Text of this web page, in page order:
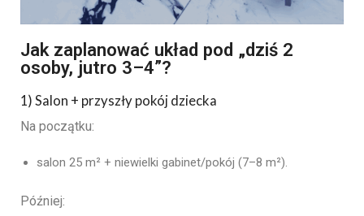
Jak zaplanować układ pod „dziś 2
osoby, jutro 3–4”?
1) Salon + przyszły pokój dziecka
Na początku:
salon 25 m² + niewielki gabinet/pokój (7–8 m²).
Później: